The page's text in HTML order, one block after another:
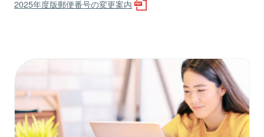
2025年度版郵便番号の変更案内